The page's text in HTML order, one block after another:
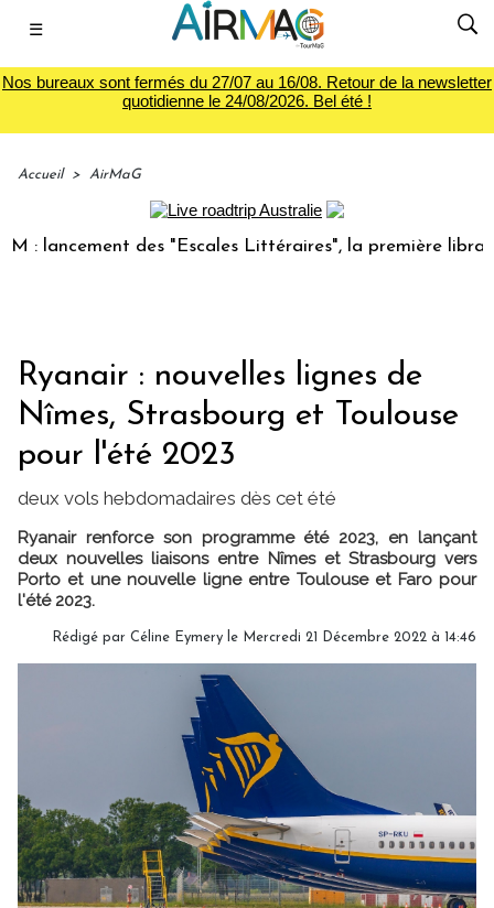
☰
Nos bureaux sont fermés du 27/07 au 16/08. Retour de la newsletter
quotidienne le 24/08/2026. Bel été !
Accueil > AirMaG
des "Escales Littéraires", la première librairie
Ryanair : nouvelles lignes de
Nîmes, Strasbourg et Toulouse
pour l'été 2023
deux vols hebdomadaires dès cet été
Ryanair renforce son programme été 2023, en lançant
deux nouvelles liaisons entre Nîmes et Strasbourg vers
Porto et une nouvelle ligne entre Toulouse et Faro pour
l'été 2023.
Rédigé par Céline Eymery le Mercredi 21 Décembre 2022 à 14:46